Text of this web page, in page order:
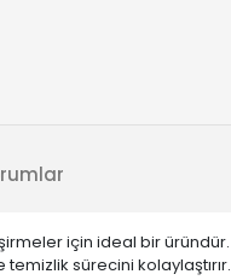
için ideal bir üründür.
sürecini kolaylaştırır.